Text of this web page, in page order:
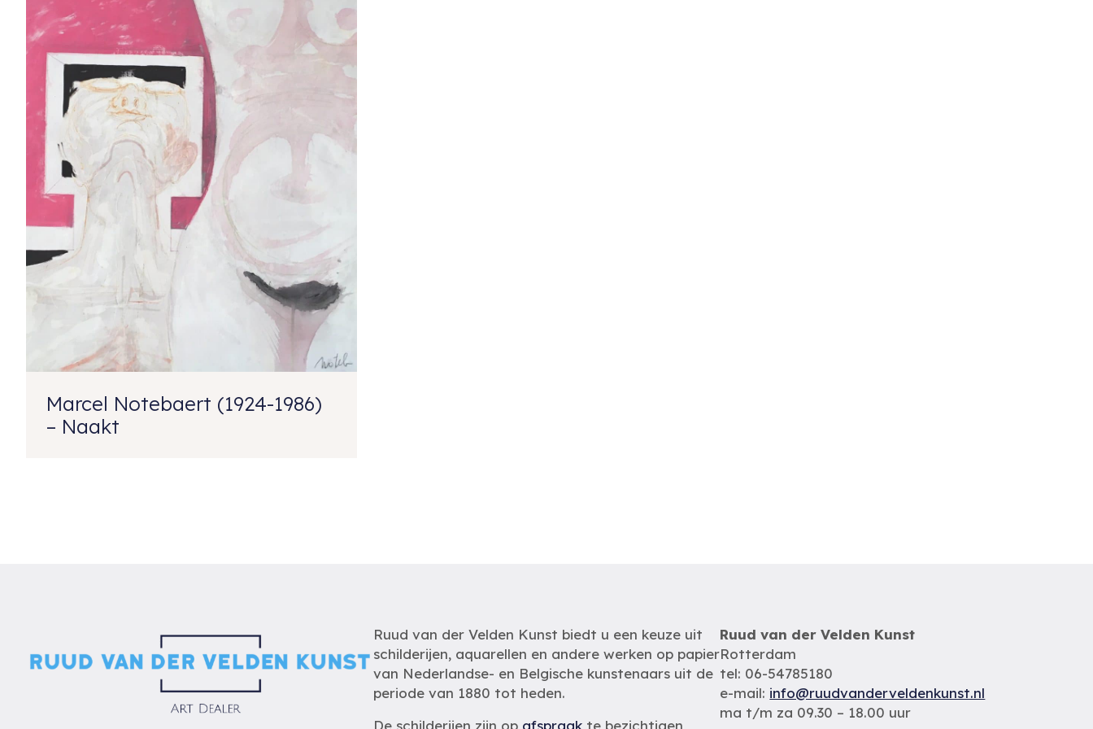
Marcel Notebaert (1924-1986)
– Naakt
Ruud van der Velden Kunst biedt u een keuze uit
schilderijen, aquarellen en andere werken op papier
van Nederlandse- en Belgische kunstenaars uit de
periode van 1880 tot heden.
De schilderijen zijn op afspraakte bezichtigen
Ruud van der Velden Kunst
Rotterdam
tel: 06-54785180
e-mail: info@ruudvanderveldenkunst.nl
ma t/m za 09.30 – 18.00 uur